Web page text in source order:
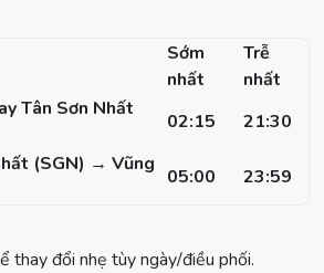
Sớm
nhất
Trễ
nhất
Tân Sơn Nhất
02:15
21:30
(SGN) → Vũng
05:00 23:59
thay đổi nhẹ tùy ngày/điều phối.